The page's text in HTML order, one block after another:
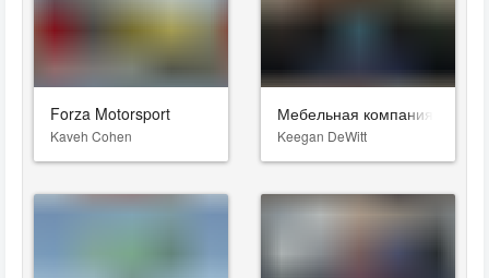
Forza Motorsport
Kaveh Cohen
Мебельная компания
Keegan DeWitt